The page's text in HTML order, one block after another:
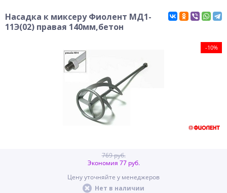
Насадка к миксеру Фиолент МД1-
11Э(02) правая 140мм,бетон
-10%
769 руб.
Экономия 77 руб.
Цену уточняйте у менеджеров
Нет в наличии